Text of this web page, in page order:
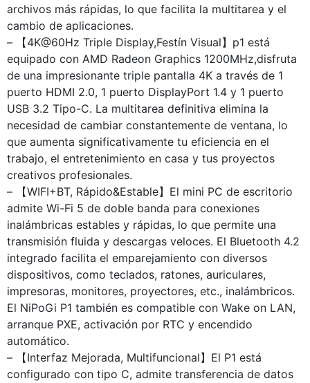
archivos más rápidas, lo que facilita la multitarea y el
cambio de aplicaciones.
– 【4K@60Hz Triple Display,Festín Visual】p1 está
equipado con AMD Radeon Graphics 1200MHz,disfruta
de una impresionante triple pantalla 4K a través de 1
puerto HDMI 2.0, 1 puerto DisplayPort 1.4 y 1 puerto
USB 3.2 Tipo-C. La multitarea definitiva elimina la
necesidad de cambiar constantemente de ventana, lo
que aumenta significativamente tu eficiencia en el
trabajo, el entretenimiento en casa y tus proyectos
creativos profesionales.
– 【WIFI+BT, Rápido&Estable】El mini PC de escritorio
admite Wi-Fi 5 de doble banda para conexiones
inalámbricas estables y rápidas, lo que permite una
transmisión fluida y descargas veloces. El Bluetooth 4.2
integrado facilita el emparejamiento con diversos
dispositivos, como teclados, ratones, auriculares,
impresoras, monitores, proyectores, etc., inalámbricos.
El NiPoGi P1 también es compatible con Wake on LAN,
arranque PXE, activación por RTC y encendido
automático.
– 【Interfaz Mejorada, Multifuncional】El P1 está
configurado con tipo C, admite transferencia de datos